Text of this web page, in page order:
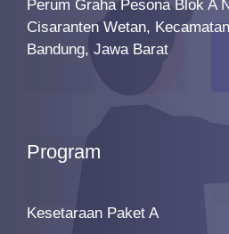
Perum Graha Pesona Blok A
Cisaranten Wetan,
Bandung, Jawa Barat
Program
Kesetaraan Paket A